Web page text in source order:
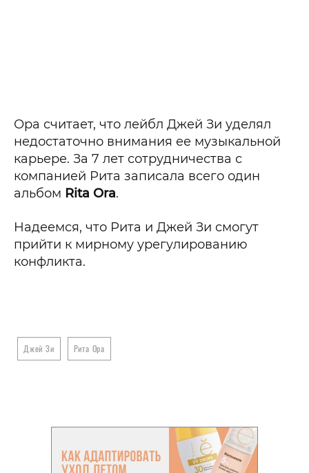
Ора считает, что лейбл Джей Зи уделял
недостаточно внимания ее музыкальной
карьере. За 7 лет сотрудничества с
компанией Рита записала всего один
альбом Rita Ora.
Надеемся, что Рита и Джей Зи смогут
прийти к мирному урегулированию
конфликта.
Джей Зи Рита Ора